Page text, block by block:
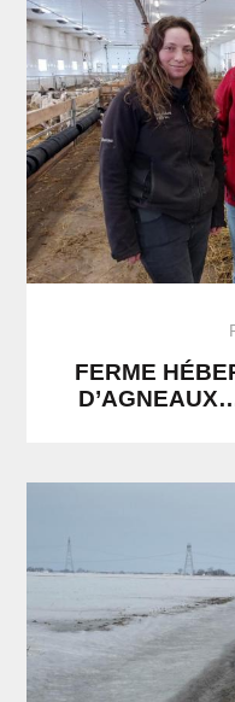
FERME